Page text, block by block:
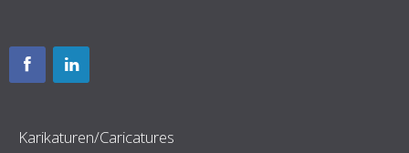
Karikaturen/Caricatures